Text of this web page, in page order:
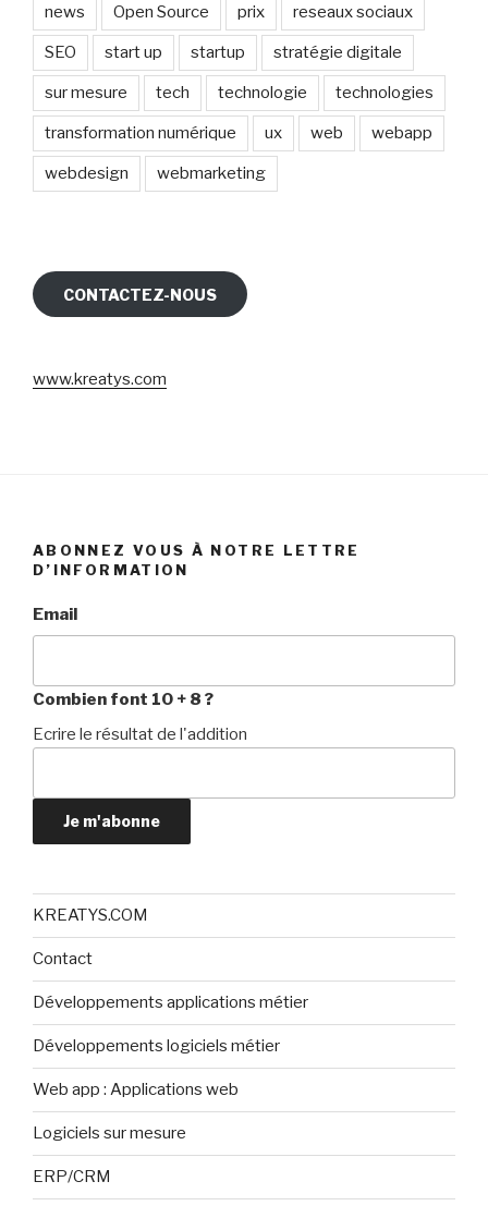
news Open Source prix reseaux sociaux
SEO start up startup stratégie digitale
sur mesure tech technologie technologies
transformation numérique ux web webapp
webdesign webmarketing
CONTACTEZ-NOUS
www.kreatys.com
ABONNEZ VOUS À NOTRE LETTRE
D’INFORMATION
Email
Combien font 10 + 8 ?
Ecrire le résultat de l'addition
Je m'abonne
KREATYS.COM
Contact
Développements applications métier
Développements logiciels métier
Web app : Applications web
Logiciels sur mesure
ERP/CRM